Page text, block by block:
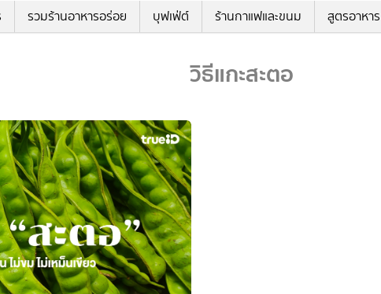
รวมร้านอาหารอร่อย บุฟเฟ่ต์ ร้านกาแฟและขนม สูตรอาหาร
วิธีแกะสะตอ